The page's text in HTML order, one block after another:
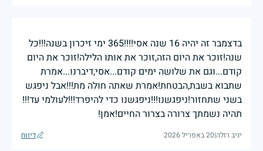
בדצמבר זה יהיה 16 שנה אסי!!!!365 ימי זיכרון בשנה!!!כל
שנה!זוכר את היום הזה,זוכר את אותו הלילה!זוכר את היום
קודם...וגם את שלושה ימים קודם...אסי,דיברנו...אמרת
שתבוא בשבת,הבטחת!אמרת שאתה חולה מת!!!אבל ניפגש
בשני שתחזור!ניפגשנו!!!ניפגשנו כדי להיפרד!!!לעולמי עד!!!
תהיה נשמתך צרורה בצרור החיים!אמן!
יניב רזלה|20 באפריל 2026 דיווח